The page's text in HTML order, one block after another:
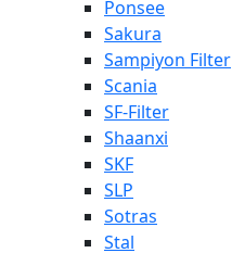
Ponsee
Sakura
Sampiyon Filter
Scania
SF-Filter
Shaanxi
SKF
SLP
Sotras
Stal